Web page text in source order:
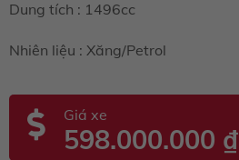
Dung tích : 1496cc
Nhiên liệu : Xăng/Petrol
Giá xe
598.000.000 ₫